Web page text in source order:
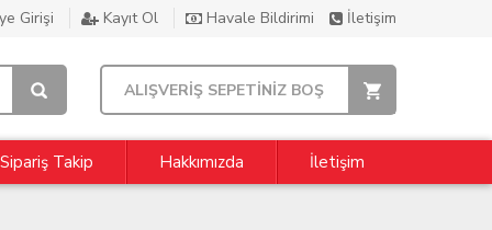
Girişi Kayıt Ol Havale Bildirimi İletişim
ALIŞVERİŞ SEPETİNİZ BOŞ
Sipariş Takip Hakkımızda İletişim